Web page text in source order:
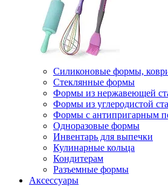
Силиконовые формы,
Стеклянные формы
Формы из нержавеющей
Формы из углеродистой
Формы с антипригарным
Одноразовые формы
Инвентарь для выпечки
Кулинарные кольца
Кондитерам
Разъемные формы
Аксессуары